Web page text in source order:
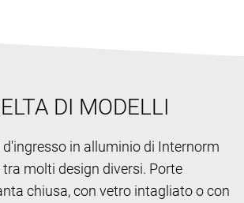
DI MODELLI
in alluminio di Internorm
molti design diversi. Porte
chiusa, con vetro intagliato o con